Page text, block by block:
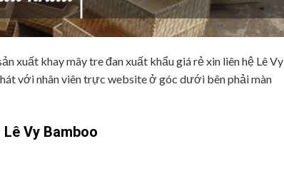
xuất khay mây tre đan xuất khẩu giá rẻ xin liên hệ Lê Vy
với nhân viên trực website ở góc dưới bên phải màn
Vy Bamboo